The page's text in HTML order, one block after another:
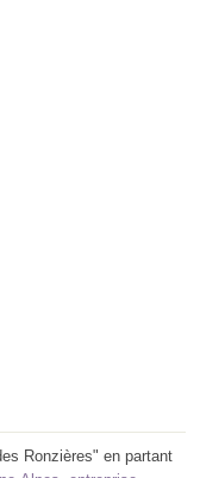
Ronzières" en partant